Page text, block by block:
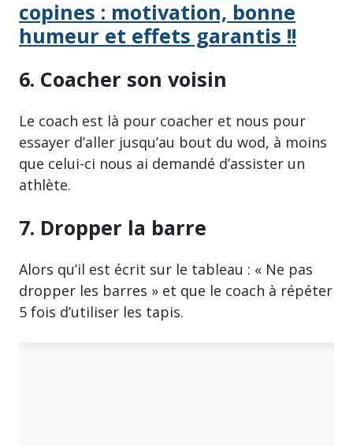
copines : motivation, bonne
humeur et effets garantis !!
6. Coacher son voisin
Le coach est là pour coacher et nous pour
essayer d’aller jusqu’au bout du wod, à moins
que celui-ci nous ai demandé d’assister un
athlète.
7. Dropper la barre
Alors qu’il est écrit sur le tableau : « Ne pas
dropper les barres » et que le coach à répéter
5 fois d’utiliser les tapis.